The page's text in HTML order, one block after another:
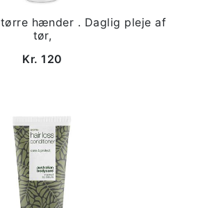
hænder . Daglig pleje af
tør,
Kr. 120